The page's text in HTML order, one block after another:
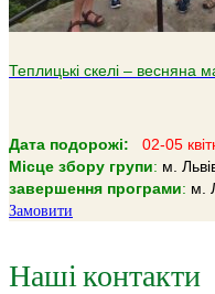
Теплицькі скелі – весняна
Дата подорожі: 02-05
Місце збору групи: м.
завершення програми: м.
Замовити
Наші контакти